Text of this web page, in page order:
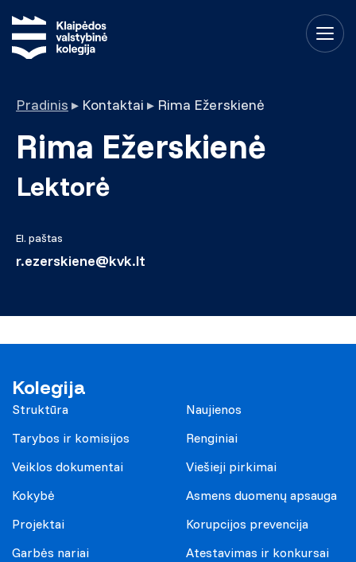
Pradinis ▸ Kontaktai ▸ Rima Ežerskienė
Rima Ežerskienė
Lektorė
El. paštas
r.ezerskiene@kvk.lt
Kolegija
Struktūra
Tarybos ir komisijos
Veiklos dokumentai
Kokybė
Projektai
Garbės nariai
Naujienos
Renginiai
Viešieji pirkimai
Asmens duomenų apsauga
Korupcijos prevencija
Atestavimas ir konkursai